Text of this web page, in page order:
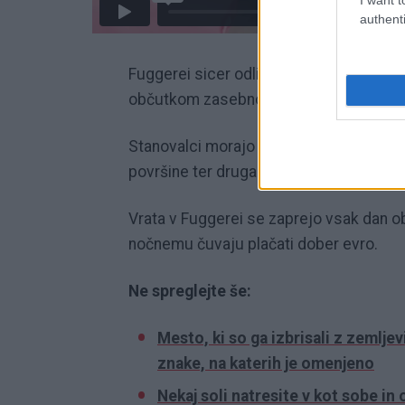
Fuggerei sicer odlikuje preprosta, a
občutkom zasebnosti. Naselje je
Stanovalci morajo prav tako opravljati
površine ter druga oskrbniška dela.
Vrata v Fuggerei se zaprejo vsak dan
nočnemu čuvaju plačati dober evro.
Ne spreglejte še:
Mesto, ki so ga izbrisali z
znake, na katerih je omenjeno
Nekaj soli natresite v kot sobe in